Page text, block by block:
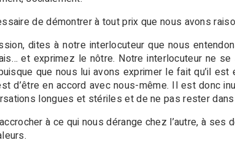
de démontrer à tout prix que nous avons
dites à notre interlocuteur que nous
et exprimez le nôtre. Notre interlocuteur ne
que nous lui avons exprimer le fait qu’il
d’être en accord avec nous-même. Il est donc
longues et stériles et de ne pas rester
à ce qui nous dérange chez l’autre, à